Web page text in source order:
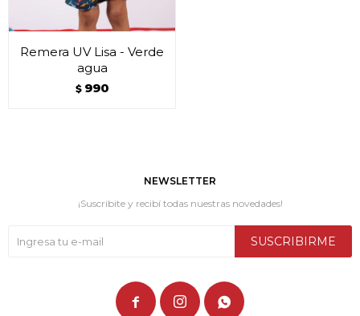
Remera UV Lisa - Verde
agua
$ 990
NEWSLETTER
¡Suscribite y recibí todas nuestras novedades!
SUSCRIBIRME
  